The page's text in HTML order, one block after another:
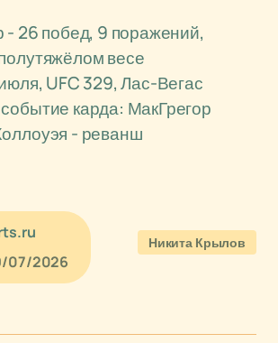
- 26 побед, 9 поражений,
весе
UFC 329, Лас-Вегас
карда: МакГрегор
- реванш
07/2026
Никита Крылов